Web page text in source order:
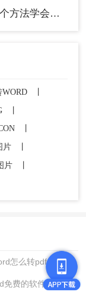
省时省力！
WORD
丨
丨
片
片
怎么转pdf
免费的软件